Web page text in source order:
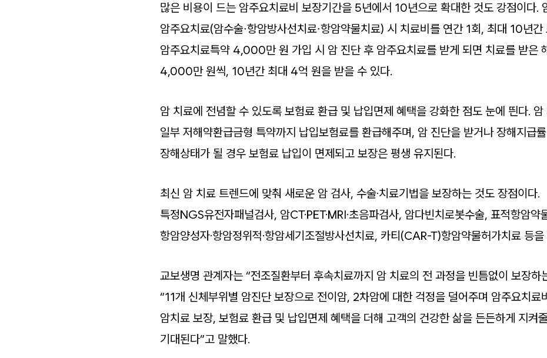
많은 비용이 드는 암주요치료비 보장기간을 5년에서 10년으로 확대한 것도 강점이다.
암주요치료(암수술∙항암방사선치료∙항암약물치료) 시 치료비를 연간 1회, 최대 10년간
암주요치료특약 4,000만 원 가입 시 암 진단 후 암주요치료를 받게 되면 치료를 받은
4,000만 원씩, 10년간 최대 4억 원을 받을 수 있다.
암 치료에 전념할 수 있도록 보험료 환급 및 납입면제 혜택을 강화한 점도 눈에 띈다.
일부 저해약환급금형 특약까지 납입보험료를 환급해주며, 암 진단을 받거나 장해지급
장해상태가 될 경우 보험료 납입이 면제되고 보장은 평생 유지된다.
최신 암 치료 트렌드에 맞춰 새로운 암 검사, 수술·치료기법을 보장하는 것도 장점이다.
특정NGS유전자패널검사, 암CT·PET·MRI·초음파검사, 암다빈치로봇수술, 표적항암약
항암양성자·항암정위적·항암세기조절방사선치료, 카티(CAR-T)항암약물허가치료 등
교보생명 관계자는 “전조질환부터 후속치료까지 암 치료의 전 과정을 빈틈없이 보장하
“11개 신체부위별 암진단 보장으로 전이암, 2차암에 대한 걱정을 덜어주며 암주요치료
암치료 보장, 보험료 환급 및 납입면제 혜택을 더해 고객의 건강한 삶을 든든하게 지켜
기대된다”고 말했다.